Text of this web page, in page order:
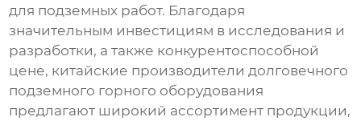
для подземных работ. Благодаря
значительным инвестициям в исследования и
разработки, а также конкурентоспособной
цене, китайские производители долговечного
подземного горного оборудования
предлагают широкий ассортимент продукции,